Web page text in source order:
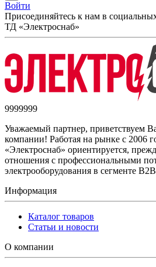
Войти
Присоединяйтесь к нам в
ТД «Электроснаб»
9999999
Уважаемый партнер, приветствуем
компании! Работая на рынке с 2006
«Электроснаб» ориентируется,
отношения с профессиональными
электрооборудования в сегменте
Информация
Каталог товаров
Статьи и новости
О компании